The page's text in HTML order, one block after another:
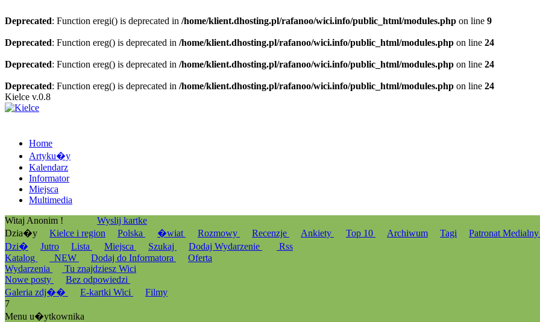
Deprecated: Function eregi() is deprecated in /home/klient.dhosting.pl/rafanoo/wici.info/public_html/modules.php on line 9
Deprecated: Function ereg() is deprecated in /home/klient.dhosting.pl/rafanoo/wici.info/public_html/modules.php on line 24
Deprecated: Function ereg() is deprecated in /home/klient.dhosting.pl/rafanoo/wici.info/public_html/modules.php on line 24
Deprecated: Function ereg() is deprecated in /home/klient.dhosting.pl/rafanoo/wici.info/public_html/modules.php on line 24
Kielce v.0.8
Home
Artyku�y
Kalendarz
Informator
Miejsca
Multimedia
Witaj Anonim !
Wyslij kartke
Dzia�y
Kielce i region Polska �wiat Rozmowy Recenzje Ankiety Top 10 Archiwum Tagi
Patronat
Dzi�
Jutro Lista Miejsca Szukaj Dodaj Wydarzenie
Rss
Katalog
_NEW Dodaj do Informatora
Oferta
Wydarzenia
Tu znajdziesz Wici
Nowe posty
Bez odpowiedzi
Galeria zdj��
E-kartki Wici
Filmy
7
Menu u�ytkownika